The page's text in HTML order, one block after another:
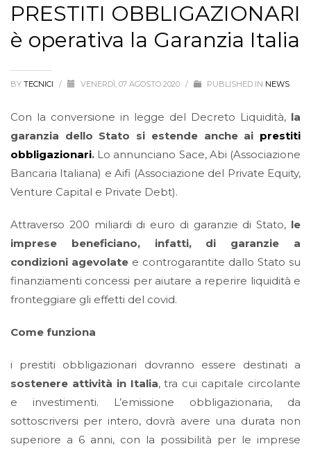
PRESTITI OBBLIGAZIONARI
è operativa la Garanzia Italia
BY TECNICI / VENERDÌ, 07 AGOSTO 2020 / PUBLISHED IN NEWS
Con la conversione in legge del Decreto Liquidità, la
garanzia dello Stato si estende anche ai prestiti
obbligazionari. Lo annunciano Sace, Abi (Associazione
Bancaria Italiana) e Aifi (Associazione del Private Equity,
Venture Capital e Private Debt).
Attraverso 200 miliardi di euro di garanzie di Stato, le
imprese beneficiano, infatti, di garanzie a
condizioni agevolate e controgarantite dallo Stato su
finanziamenti concessi per aiutare a reperire liquidità e
fronteggiare gli effetti del covid.
Come funziona
i prestiti obbligazionari dovranno essere destinati a
sostenere attività in Italia, tra cui capitale circolante
e investimenti. L’emissione obbligazionaria, da
sottoscriversi per intero, dovrà avere una durata non
superiore a 6 anni, con la possibilità per le imprese